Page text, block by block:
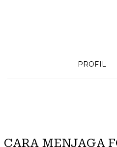
PROFIL
CARA MENJAGA